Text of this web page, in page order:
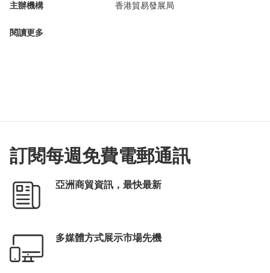
主辦機構 香港貿易發展局
閱讀更多
訂閱每週免費電郵通訊
亞洲商貿資訊，最快最新
多媒體方式展示市場先機